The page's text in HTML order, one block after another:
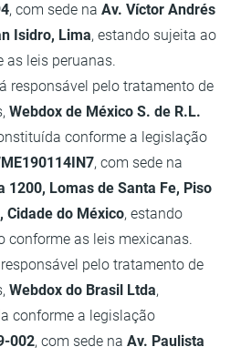
, com sede naAv. Víctor Andrés
Isidro, Lima, estando sujeita ao
as leis peruanas.
responsável pelo tratamento de
Webdox de México S. de R.L.
conforme a legislação
, com sede na
1200, Lomas de Santa Fe, Piso
Cidade do México, estando
conforme as leis mexicanas.
pelo tratamento de
Webdox do Brasil Ltda,
conforme a legislação
002, com sede naAv. Paulista